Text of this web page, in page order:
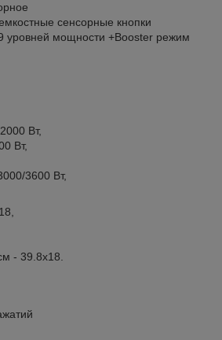
сенсорные кнопки
уровней мощности +Booster режим
Вт,
Вт,
3600 Вт,
- 39.8x18.